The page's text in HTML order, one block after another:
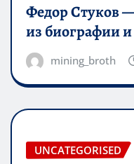
Федор Стуков
из биографии
mining_broth
UNCATEGORISED